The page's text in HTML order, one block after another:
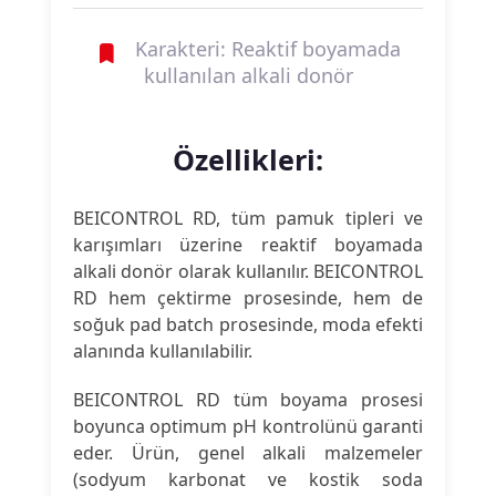
Karakteri: Reaktif boyamada
kullanılan alkali donör
Özellikleri:
BEICONTROL RD, tüm pamuk tipleri ve
karışımları üzerine reaktif boyamada
alkali donör olarak kullanılır. BEICONTROL
RD hem çektirme prosesinde, hem de
soğuk pad batch prosesinde, moda efekti
alanında kullanılabilir.
BEICONTROL RD tüm boyama prosesi
boyunca optimum pH kontrolünü garanti
eder. Ürün, genel alkali malzemeler
(sodyum karbonat ve kostik soda